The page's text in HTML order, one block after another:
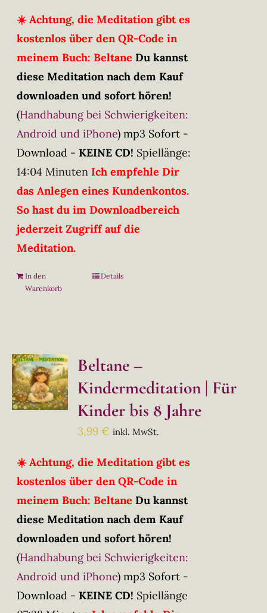
☀️ Achtung, die Meditation gibt es
kostenlos über den QR-Code in
meinem Buch: Beltane Du kannst
diese Meditation nach dem Kauf
downloaden und sofort hören!
(Handhabung bei Schwierigkeiten:
Android und iPhone) mp3 Sofort -
Download - KEINE CD! Spiellänge:
14:04 Minuten Ich empfehle Dir
das Anlegen eines Kundenkontos.
So hast du im Downloadbereich
jederzeit Zugriff auf die
Meditation.
In den
Warenkorb
Details
Beltane –
Kindermeditation | Für
Kinder bis 8 Jahre
3,99€ inkl. MwSt.
☀️ Achtung, die Meditation gibt es
kostenlos über den QR-Code in
meinem Buch: Beltane Du kannst
diese Meditation nach dem Kauf
downloaden und sofort hören!
(Handhabung bei Schwierigkeiten:
Android und iPhone) mp3 Sofort -
Download - KEINE CD! Spiellänge